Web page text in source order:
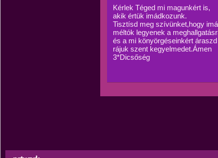
Kérlek Téged mi magunkért is,
akik értük imádkozunk.
Tisztísd meg szívünket,hogy
méltók legyenek a
és a mi könyörgéseinkért áraszd
rájuk szent kegyelmedet.Ámen
3*Dicsőség